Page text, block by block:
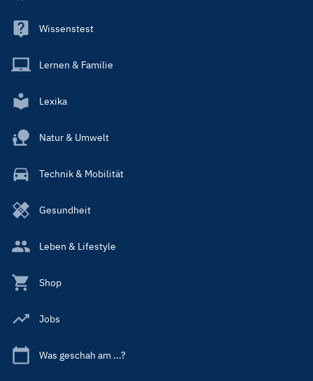
Wissenstest
Lernen & Familie
Lexika
Natur & Umwelt
Technik & Mobilität
Gesundheit
Leben & Lifestyle
Shop
Jobs
Was geschah am ...?